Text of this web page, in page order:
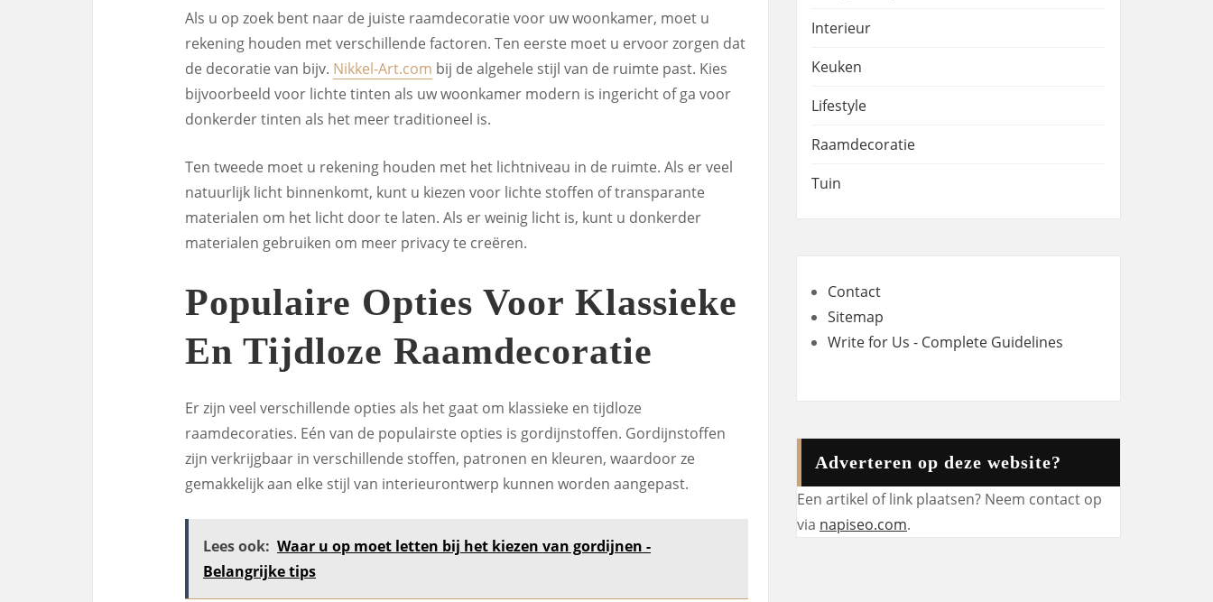
Als u op zoek bent naar de juiste raamdecoratie voor uw woonkamer, moet u
rekening houden met verschillende factoren. Ten eerste moet u ervoor zorgen dat
de decoratie van bijv. Nikkel-Art.com bij de algehele stijl van de ruimte past. Kies
bijvoorbeeld voor lichte tinten als uw woonkamer modern is ingericht of ga voor
donkerder tinten als het meer traditioneel is.
Ten tweede moet u rekening houden met het lichtniveau in de ruimte. Als er veel
natuurlijk licht binnenkomt, kunt u kiezen voor lichte stoffen of transparante
materialen om het licht door te laten. Als er weinig licht is, kunt u donkerder
materialen gebruiken om meer privacy te creëren.
Populaire Opties Voor Klassieke
En Tijdloze Raamdecoratie
Er zijn veel verschillende opties als het gaat om klassieke en tijdloze
raamdecoraties. Eén van de populairste opties is gordijnstoffen. Gordijnstoffen
zijn verkrijgbaar in verschillende stoffen, patronen en kleuren, waardoor ze
gemakkelijk aan elke stijl van interieurontwerp kunnen worden aangepast.
Lees ook: Waar u op moet letten bij het kiezen van gordijnen -
Belangrijke tips
Interieur
Keuken
Lifestyle
Raamdecoratie
Tuin
Contact
Sitemap
Write for Us - Complete Guidelines
Adverteren op deze website?
Een artikel of link plaatsen? Neem contact op
via napiseo.com.